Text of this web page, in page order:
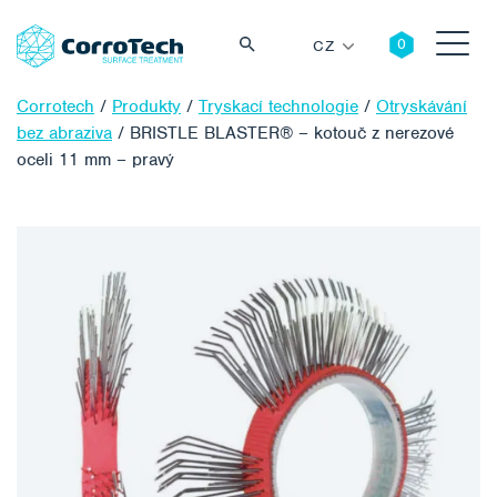
CZ
Corrotech / Produkty / Tryskací technologie / Otryskávání
bez abraziva / BRISTLE BLASTER® – kotouč z nerezové
oceli 11 mm – pravý